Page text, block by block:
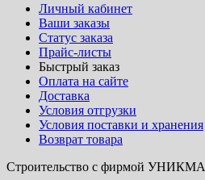
Личный кабинет
Ваши заказы
Статус заказа
Прайс-листы
Быстрый заказ
Оплата на сайте
Доставка
Условия отгрузки
Условия поставки и хранения
Возврат товара
Строительство с фирмой УНИКМА